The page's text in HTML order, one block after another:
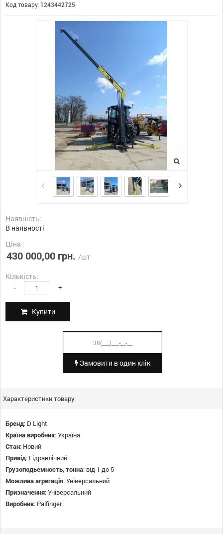
Код товару: 1243442725
Наявність:
В наявності
Ціна :
430 000,00 грн. /шт
Кількість:
- +
Купити
Замовити в один клік
Характеристики товару:
Бренд: D Light
Країна виробник:Україна
Стан: Новий
Привід: Гідравлічний
Грузоподьемность, тонна: від 1 до 5
Можлива агрегація:Універсальний
Призначення:Універсальний
Виробник: Palfinger